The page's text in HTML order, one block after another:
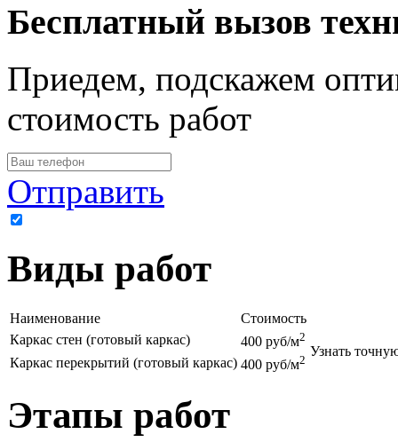
Бесплатный вызов
Приедем, подскажем
стоимость работ
Отправить
Виды работ
Наименование
Стоимость
Каркас стен (готовый каркас)
400 руб/м2
Узнать
Каркас перекрытий (готовый каркас) 400 руб/м2
Этапы работ